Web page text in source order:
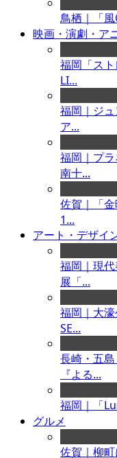
鳥栖｜「
映画・演劇・ア
福岡「ス
LI...
福岡｜ジ
ア...
福岡｜プ
南十...
佐賀｜「
1...
アート・デザイ
福岡｜現
展「...
福岡｜大
SE...
長崎・五
『よる...
福岡｜「
グルメ
佐賀｜柳